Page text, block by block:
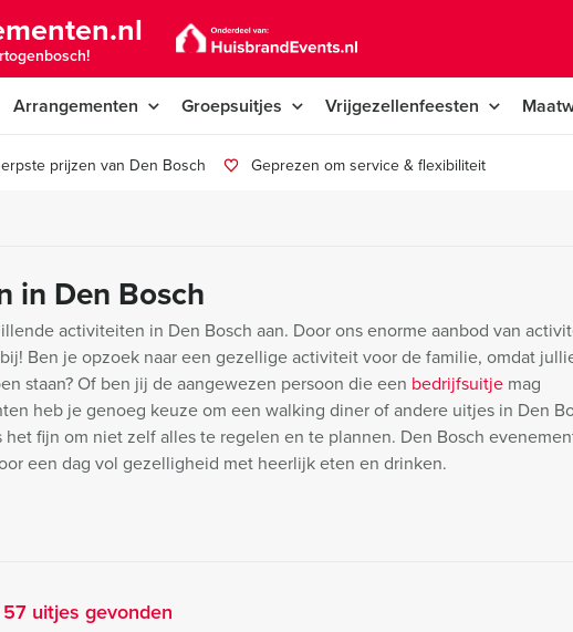
Arrangementen Groepsuitjes Vrijgezellenfeesten
prijzen van Den Bosch Geprezen om service & flexibiliteit
in Den Bosch
activiteiten in Den Bosch aan. Door ons enorme aanbod van
Ben je opzoek naar een gezellige activiteit voor de familie, omdat
staan? Of ben jij de aangewezen persoon die een bedrijfsuitje mag
heb je genoeg keuze om een walking diner of andere uitjes in Den
fijn om niet zelf alles te regelen en te plannen. Den Bosch
een dag vol gezelligheid met heerlijk eten en drinken.
57 uitjes gevonden